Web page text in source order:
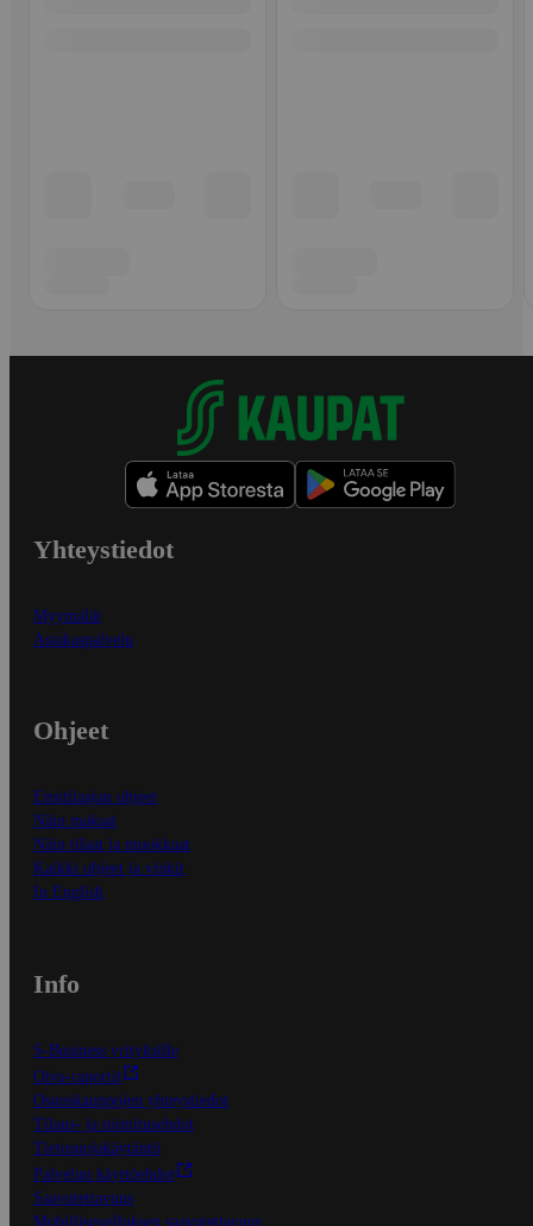
Yhteystiedot
Myymälät
Asiakaspalvelu
Ohjeet
Ensitilaajan ohjeet
Näin maksat
Näin tilaat ja muokkaat
Kaikki ohjeet ja vinkit
In English
Info
S-Business yrityksille
Oiva-raportit
Osuuskauppojen yhteystiedot
Tilaus- ja toimitusehdot
Tietosuojakäytäntö
Palvelun käyttöehdot
Saavutettavuus
Mobiilisovelluksen saavutettavuus